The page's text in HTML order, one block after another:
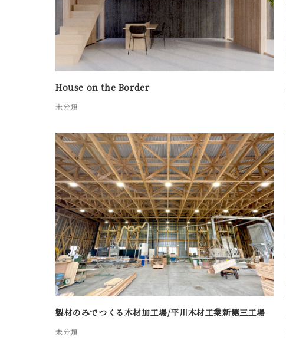
House on the Border
未分類
製材のみでつくる木材加工場/平川木材工業新第三工場
未分類